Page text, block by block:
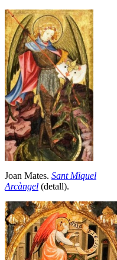
Joan Mates. Sant Miquel
Arcàngel (detall).